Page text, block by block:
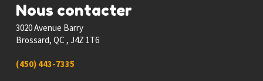
Nous contacter
3020 Avenue Barry
Brossard, QC , J4Z 1T6
(450) 443-7335